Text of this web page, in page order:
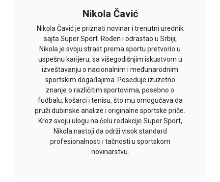
Nikola Čavić
Nikola Čavić je priznati novinar i trenutni urednik
sajta Super Sport. Rođen i odrastao u Srbiji,
Nikola je svoju strast prema sportu pretvorio u
uspešnu karijeru, sa višegodišnjim iskustvom u
izveštavanju o nacionalnim i međunarodnim
sportskim događajima. Poseduje izuzetno
znanje o različitim sportovima, posebno o
fudbalu, košarci i tenisu, što mu omogućava da
pruži dubinske analize i originalne sportske priče.
Kroz svoju ulogu na čelu redakcije Super Sport,
Nikola nastoji da održi visok standard
profesionalnosti i tačnosti u sportskom
novinarstvu.